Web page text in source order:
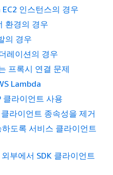
인스턴스의 경우
환경의 경우
의 경우
레이션의 경우
프록시 연결 문제
Lambda
클라이언트 사용
라이언트 종속성을 제거
도록 서비스 클라이언트
부에서 SDK 클라이언트